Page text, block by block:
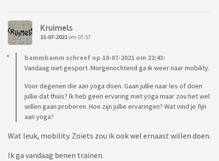
Kruimels
11-07-2021 om 07:57
bammbamm schreef op 10-07-2021 om 22:43:
Vandaag niet gesport. Morgenochtend ga ik weer naar mobility.
Voor degenen die aan yoga doen. Gaan jullie naar les of doen
jullie dat thuis? Ik heb geen ervaring met yoga maar zou het wel
willen gaan proberen. Hoe zijn jullie ervaringen? Wat vind je fijn
aan yoga?
Wat leuk, mobility. Zoiets zou ik ook wel ernaast willen doen.
Ik ga vandaag benen trainen.